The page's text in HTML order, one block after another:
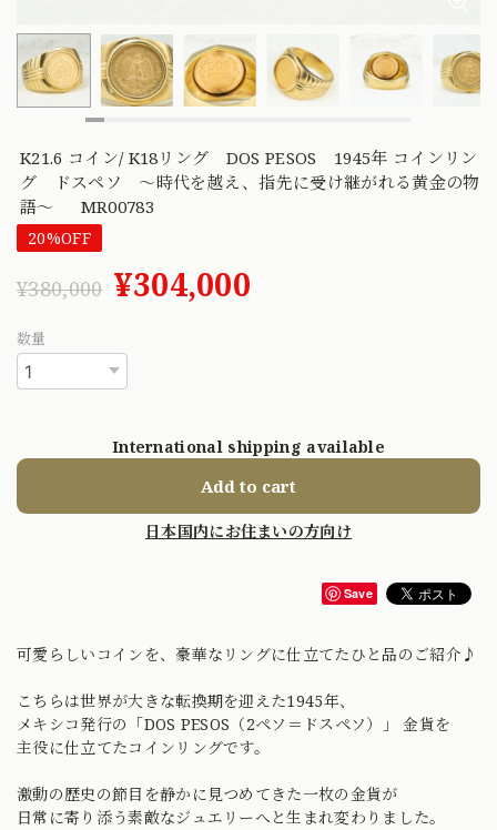
K21.6 コイン/ K18リング DOS PESOS 1945年 コインリン
グ ドスペソ ～時代を越え、指先に受け継がれる黄金の物
語～ MR00783
20%OFF
¥380,000 ¥304,000
数量
International shipping available
Add to cart
日本国内にお住まいの方向け
Save
可愛らしいコインを、豪華なリングに仕立てたひと品のご紹介♪
こちらは世界が大きな転換期を迎えた1945年、
メキシコ発行の「DOS PESOS（2ペソ＝ドスペソ）」 金貨を
主役に仕立てたコインリングです。
激動の歴史の節目を静かに見つめてきた一枚の金貨が
日常に寄り添う素敵なジュエリーへと生まれ変わりました。